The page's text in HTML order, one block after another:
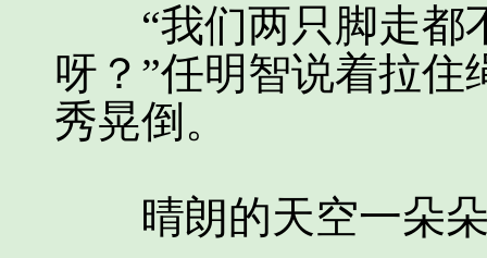
“我们两只脚走都
呀？”任明智说着拉
秀晃倒。
晴朗的天空一朵朵